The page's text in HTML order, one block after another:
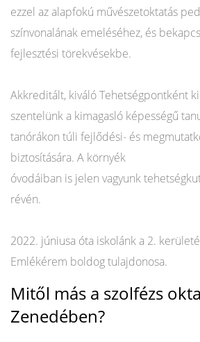
ezzel az alapfokú művészetoktatás
színvonalának emeléséhez, és
fejlesztési törekvésekbe.
Akkreditált, kiváló Tehetségpontként
szentelünk a kimagasló képességű
tanórákon túli fejlődési- és
biztosítására. A környék
óvodáiban is jelen vagyunk
révén.
2022. júniusa óta iskolánk a 2.
Emlékérem boldog tulajdonosa.
Mitől más a szolfézs
Zenedében?